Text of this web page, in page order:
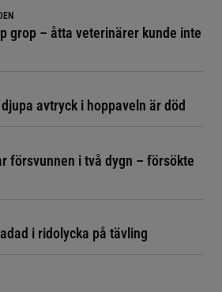
grop – åtta veterinärer kunde inte
avtryck i hoppaveln är död
försvunnen i två dygn – försökte
i ridolycka på tävling